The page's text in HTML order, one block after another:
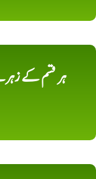
ہر قسم کے